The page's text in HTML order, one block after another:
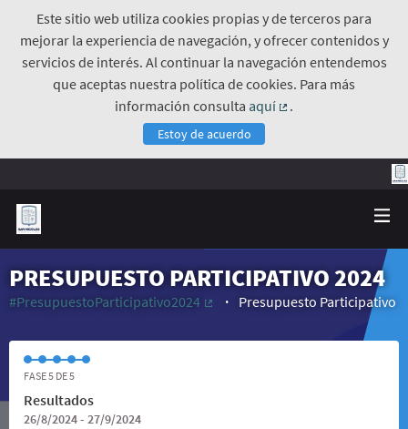
Este sitio web utiliza cookies propias y de terceros para
mejorar la experiencia de navegación, y ofrecer contenidos y
servicios de interés. Al continuar la navegación entendemos
que aceptas nuestra política de cookies. Para más
información consulta aquí
.
Estoy de acuerdo
PRESUPUESTO PARTICIPATIVO 2024
#PresupuestoParticipativo2024
Presupuesto Participativo
FASE 5 DE 5
Resultados
26/8/2024 - 27/9/2024